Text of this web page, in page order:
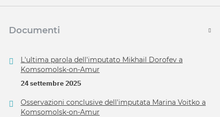
Documenti
L'ultima parola dell'imputato Mikhail Dorofev a
Komsomolsk-on-Amur
24 settembre 2025
Osservazioni conclusive dell'imputata Marina Voitko a
Komsomolsk-on-Amur